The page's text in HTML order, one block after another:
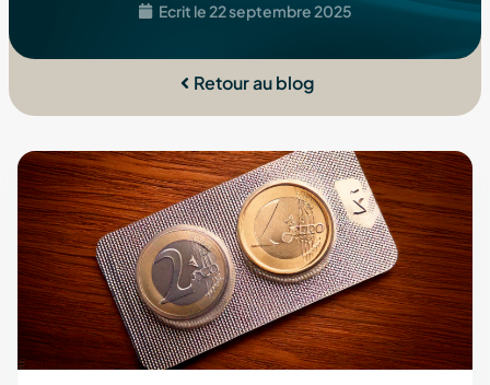
Ecrit le 22 septembre 2025
Retour au blog